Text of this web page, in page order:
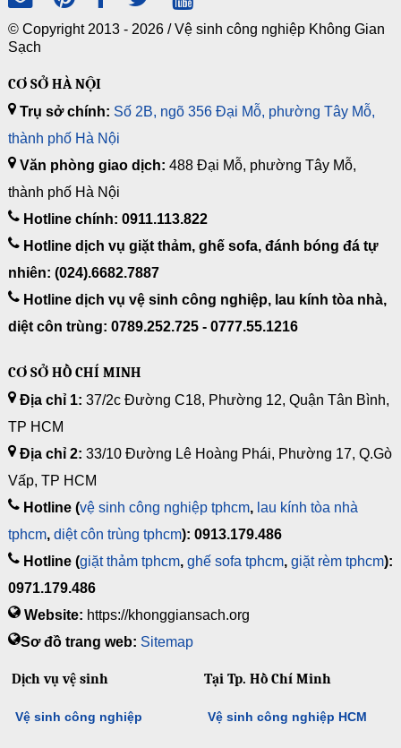
© Copyright 2013 - 2026 /Vệ sinh công nghiệp Không Gian
Sạch
CƠ SỞ HÀ NỘI
Trụ sở chính: Số 2B, ngõ 356 Đại Mỗ, phường Tây Mỗ,
thành phố Hà Nội
Văn phòng giao dịch: 488 Đại Mỗ, phường Tây Mỗ,
thành phố Hà Nội
Hotline chính: 0911.113.822
Hotline dịch vụ giặt thảm, ghế sofa, đánh bóng đá tự
nhiên: (024).6682.7887
Hotline dịch vụ vệ sinh công nghiệp, lau kính tòa nhà,
diệt côn trùng: 0789.252.725 - 0777.55.1216
CƠ SỞ HỒ CHÍ MINH
Địa chỉ 1: 37/2c Đường C18, Phường 12, Quận Tân Bình,
TP HCM
Địa chỉ 2: 33/10 Đường Lê Hoàng Phái, Phường 17, Q.Gò
Vấp, TP HCM
Hotline (vệ sinh công nghiệp tphcm, lau kính tòa nhà
tphcm, diệt côn trùng tphcm): 0913.179.486
Hotline (giặt thảm tphcm, ghế sofa tphcm, giặt rèm tphcm):
0971.179.486
Website: https://khonggiansach.org
Sơ đồ trang web: Sitemap
Dịch vụ vệ sinh
Vệ sinh công nghiệp
Tại Tp. Hồ Chí Minh
Vệ sinh công nghiệp HCM